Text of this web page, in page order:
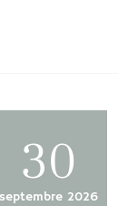
30
septembre 2026